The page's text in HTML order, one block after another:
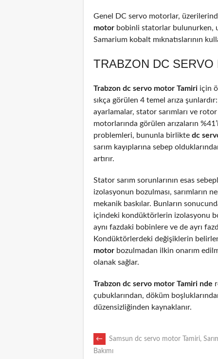
Genel DC servo motorlar,
motor bobinli statorlar bulunurken,
Samarium kobalt mıknatıslarının
TRABZON DC
Trabzon dc servo motor Tamiri için
sıkça görülen 4 temel arıza
ayarlamalar, stator sarımları ve
motorlarında görülen arızaların
problemleri, bununla birlikte dc
sarım kayıplarına sebep
artırır.
Stator sarım sorunlarının esas
izolasyonun bozulması, sarımların
mekanik baskılar. Bunların
içindeki kondüktörlerin izolasyonu
aynı fazdaki bobinlere ve de ayrı
Kondüktörlerdeki değişiklerin
motor bozulmadan ilkin onarım
olanak sağlar.
Trabzon dc servo motor Tamiri nde
çubuklarından, döküm
düzensizliğinden kaynaklanır.
POST
←
Samsun dc servo motor Tamiri,
Bakımı